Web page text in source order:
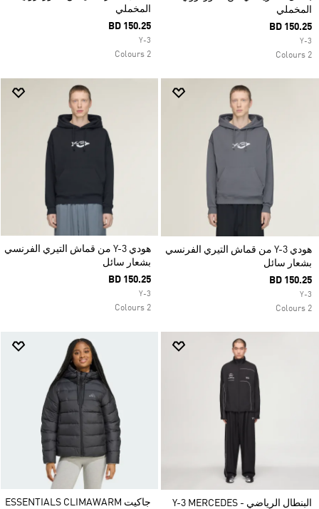
المخملي
BD 150.25
Y-3
2 Colours
المخملي
BD 150.25
Y-3
2 Colours
هودي Y-3 من قماش التيري الفرنسي
بشعار سائل
BD 150.25
Y-3
2 Colours
هودي Y-3 من قماش التيري الفرنسي
بشعار سائل
BD 150.25
Y-3
2 Colours
البنطال الرياضي Y-3 MERCEDES -
جاكيت ESSENTIALS CLIMAWARM